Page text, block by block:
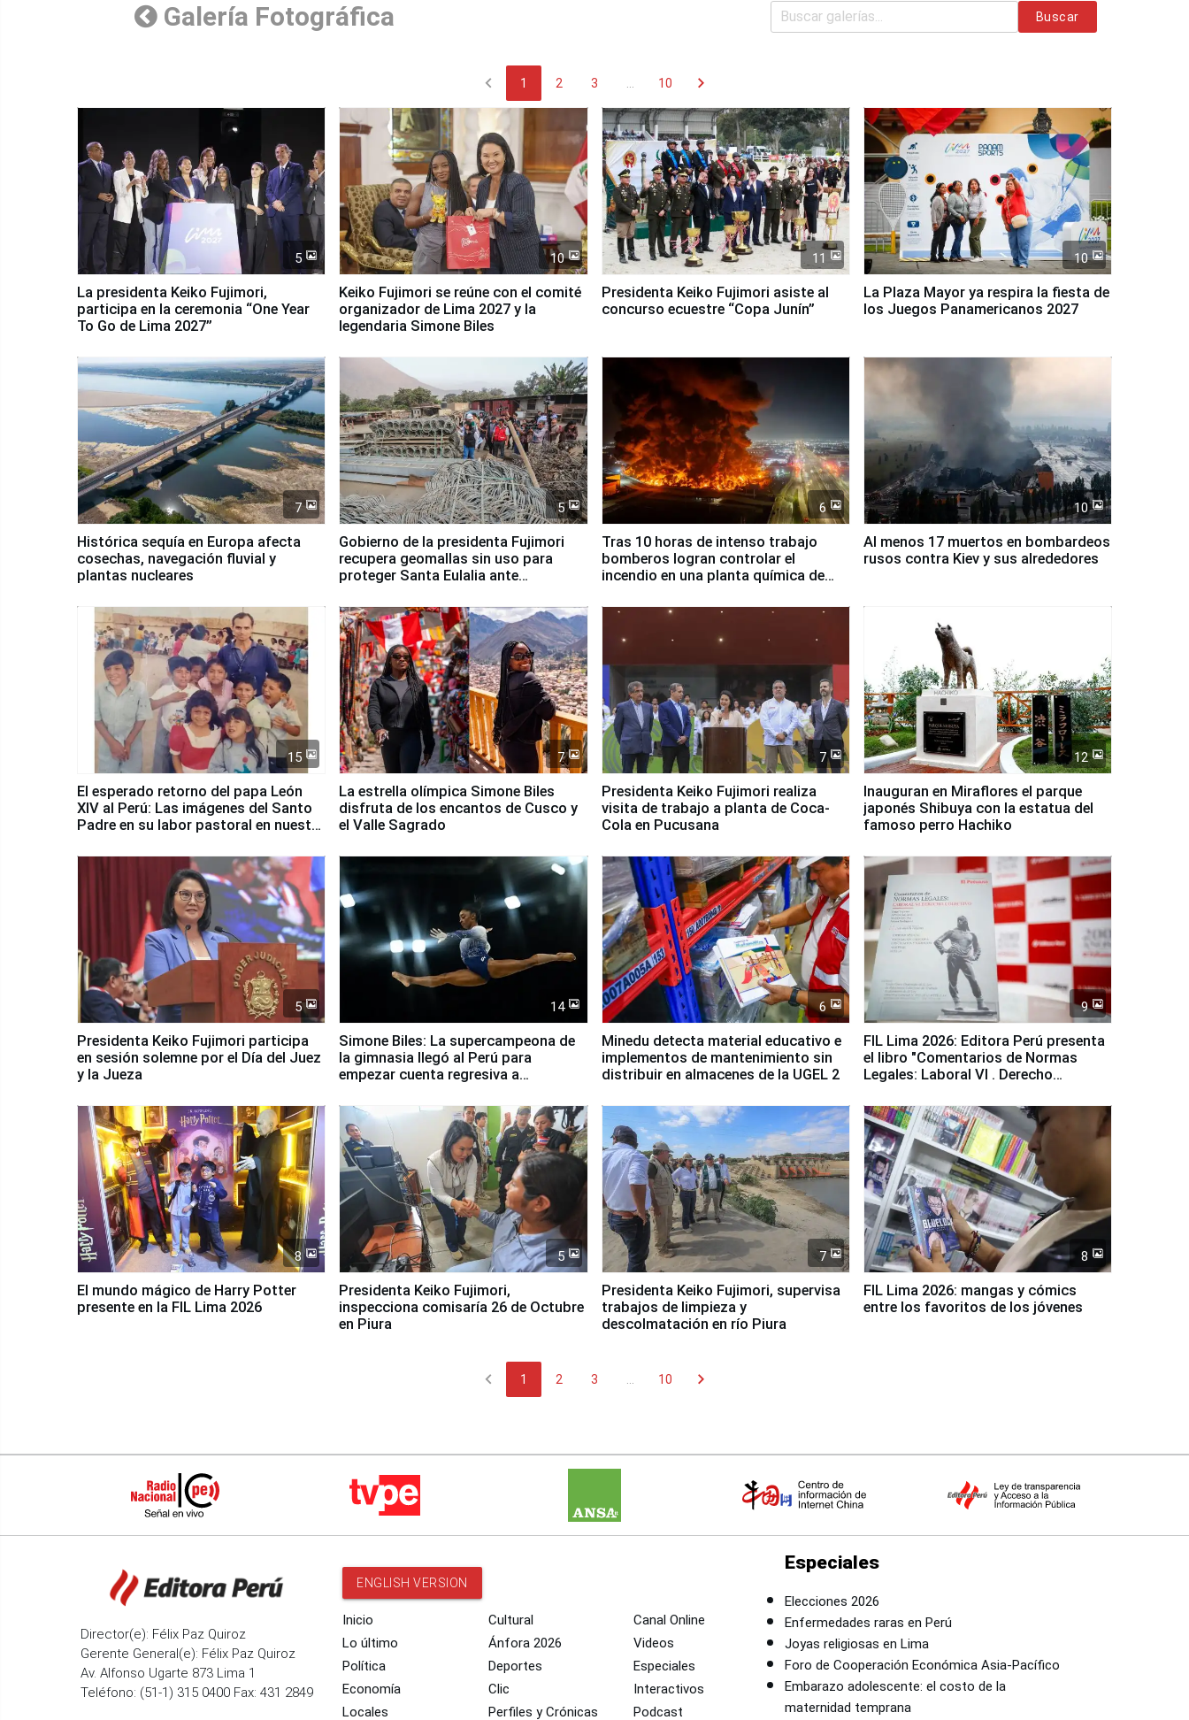
Galería Fotográfica Buscar
chevron_left 1 2 3 10 chevron_right
5
La presidenta Keiko Fujimori,
participa en la ceremonia “One Year
To Go de Lima 2027”
10
Keiko Fujimori se reúne con el comité
organizador de Lima 2027 y la
legendaria Simone Biles
11
Presidenta Keiko Fujimori asiste al
concurso ecuestre “Copa Junín”
10
La Plaza Mayor ya respira la fiesta de
los Juegos Panamericanos 2027
7
Histórica sequía en Europa afecta
cosechas, navegación fluvial y
plantas nucleares
5
Gobierno de la presidenta Fujimori
recupera geomallas sin uso para
proteger Santa Eulalia ante
6
Tras 10 horas de intenso trabajo
bomberos logran controlar el
incendio en una planta química de
10
Al menos 17 muertos en bombardeos
rusos contra Kiev y sus alrededores
15
El esperado retorno del papa León
XIV al Perú: Las imágenes del Santo
Padre en su labor pastoral en nuestro
7
La estrella olímpica Simone Biles
disfruta de los encantos de Cusco y
el Valle Sagrado
7
Presidenta Keiko Fujimori realiza
visita de trabajo a planta de Coca-
Cola en Pucusana
12
Inauguran en Miraflores el parque
japonés Shibuya con la estatua del
famoso perro Hachiko
5
Presidenta Keiko Fujimori participa
en sesión solemne por el Día del Juez
y la Jueza
14
Simone Biles: La supercampeona de
la gimnasia llegó al Perú para
empezar cuenta regresiva a
6
Minedu detecta material educativo e
implementos de mantenimiento sin
distribuir en almacenes de la UGEL 2
9
FIL Lima 2026: Editora Perú presenta
el libro "Comentarios de Normas
Legales: Laboral Vl . Derecho
8
El mundo mágico de Harry Potter
presente en la FIL Lima 2026
5
Presidenta Keiko Fujimori,
inspecciona comisaría 26 de Octubre
en Piura
7
Presidenta Keiko Fujimori, supervisa
trabajos de limpieza y
descolmatación en río Piura
8
FIL Lima 2026: mangas y cómics
entre los favoritos de los jóvenes
chevron_left 1 2 3 10 chevron_right
Director(e): Félix Paz Quiroz
Gerente General(e): Félix Paz Quiroz
Av. Alfonso Ugarte 873 Lima 1
Teléfono: (51-1) 315 0400 Fax: 431 2849
ENGLISH VERSION
Inicio
Lo último
Política
Economía
Locales
Cultural
Ánfora 2026
Deportes
Clic
Perfiles y Crónicas
Canal Online
Videos
Especiales
Interactivos
Podcast
Especiales
Elecciones 2026
Enfermedades raras en Perú
Joyas religiosas en Lima
Foro de Cooperación Económica Asia-Pacífico
Embarazo adolescente: el costo de la
maternidad temprana